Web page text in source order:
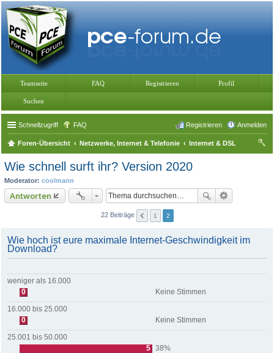
Teamseite FAQ Registrieren Profil
Suchen
Schnellzugriff FAQ Anmelden
Registrieren
Foren-Übersicht Netzwerke, Internet & Telefonie
Internet & DSL
Wie schnell surft ihr? Version 2020
Moderator: coolmann
Antworten
22 Beiträge 1 2
Wie hoch ist eure maximale Internet-Geschwindigkeit im
Download?
weniger als 16.000
0
Keine Stimmen
16.000 bis 25.000
0
Keine Stimmen
25.001 bis 50.000
5 38%